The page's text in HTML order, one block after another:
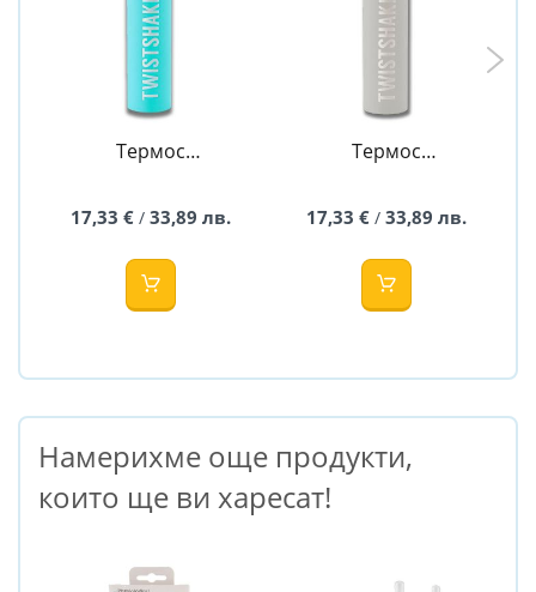
Термос
17,33 €/ 33,89 лв.
Термос
17,33 €/ 33,89 лв.
Намерихме още продукти,
които ще ви харесат!